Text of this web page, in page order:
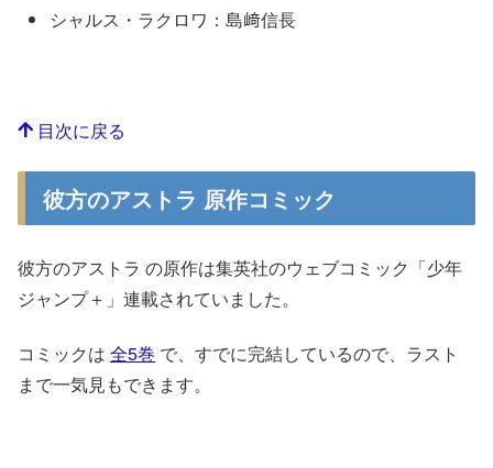
シャルス・ラクロワ：島﨑信長
目次に戻る
彼方のアストラ 原作コミック
彼方のアストラ の原作は集英社のウェブコミック「少年
ジャンプ＋」連載されていました。
コミックは 全5巻 で、すでに完結しているので、ラスト
まで一気見もできます。